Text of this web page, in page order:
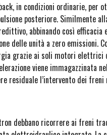
in condizioni ordinarie, per
posteriore. Similmente
abbinando così
delle unità a zero
grazie ai soli motori
viene
residuale l’intervento dei freni
debbano ricorrere ai freni